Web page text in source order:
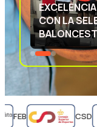
CON LA
FEB CSD